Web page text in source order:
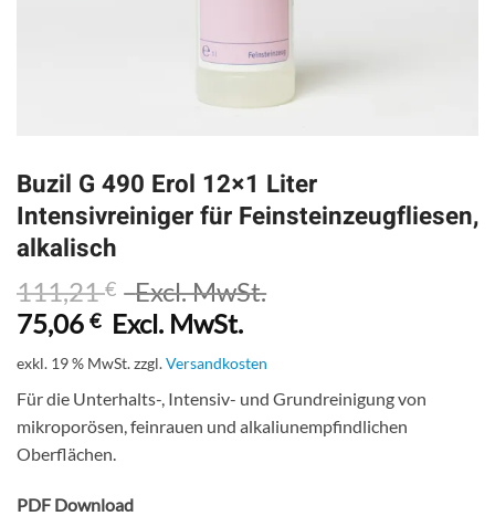
Buzil G 490 Erol 12×1 Liter
Intensivreiniger für Feinsteinzeugfliesen,
alkalisch
111,21€
Excl. MwSt.
75,06 € Excl. MwSt.
exkl. 19 % MwSt.zzgl.Versandkosten
Für die Unterhalts-, Intensiv- und Grundreinigung von
mikroporösen, feinrauen und alkaliunempfindlichen
Oberflächen.
PDF Download